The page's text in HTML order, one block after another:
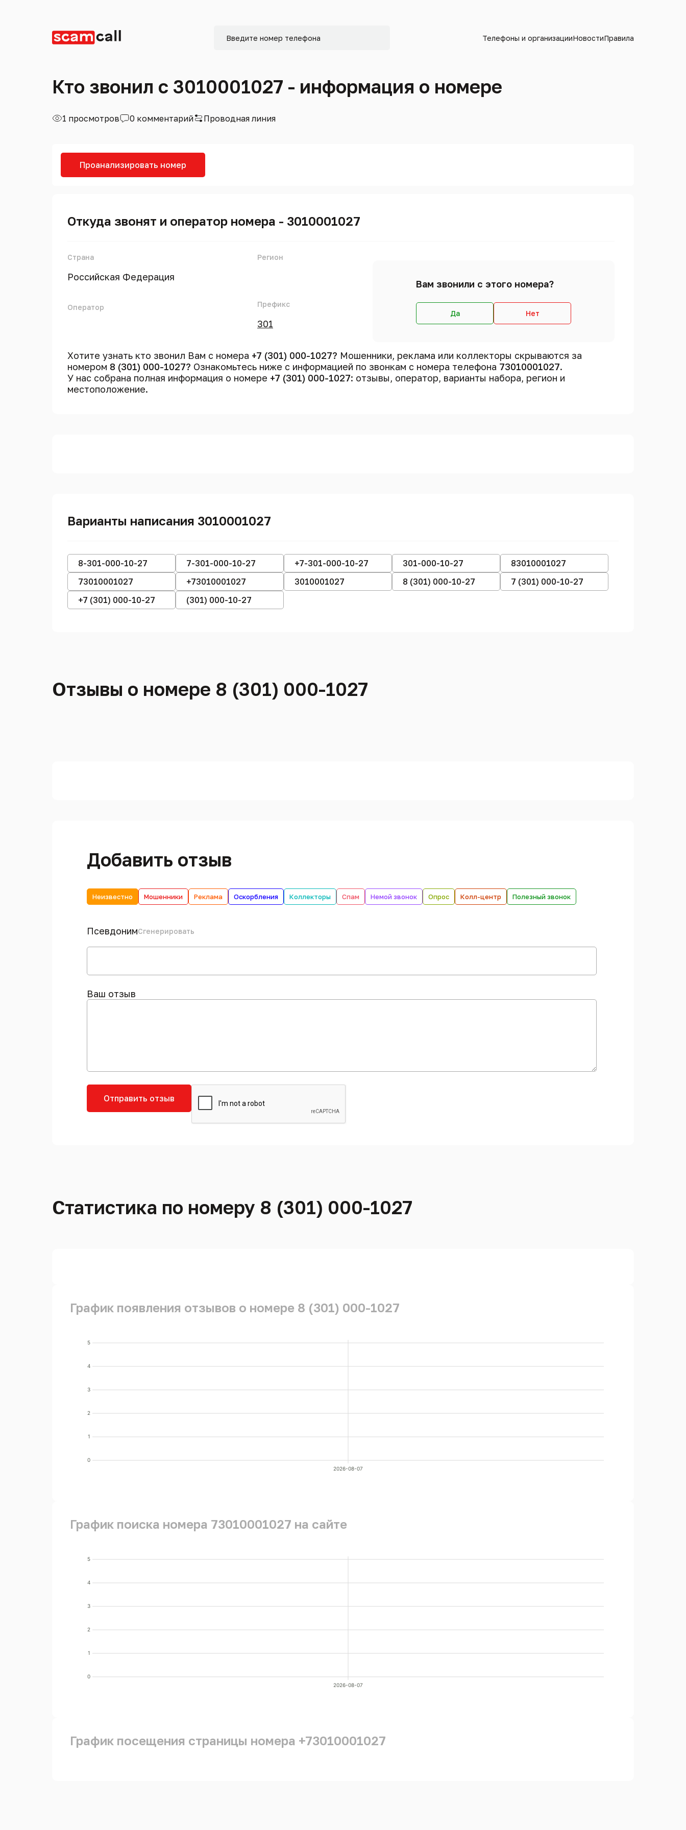
Телефоны и организацииНовостиПравила
Кто звонил с 3010001027 - информация о номере
1 просмотров 0 комментарий Проводная линия
Проанализировать номер
Откуда звонят и оператор номера - 3010001027
Страна
Российская Федерация
Оператор
Регион
Префикс
301
Вам звонили с этого номера?
Да Нет
Хотите узнать кто звонил Вам с номера +7 (301) 000-1027? Мошенники, реклама или коллекторы скрываются за
номером 8 (301) 000-1027? Ознакомьтесь ниже с информацией по звонкам с номера телефона 73010001027.
У нас собрана полная информация о номере +7 (301) 000-1027: отзывы, оператор, варианты набора, регион и
местоположение.
Варианты написания 3010001027
8-301-000-10-27 7-301-000-10-27 +7-301-000-10-27 301-000-10-27
83010001027
73010001027
+73010001027 3010001027 8 (301) 000-10-27
7 (301) 000-10-27
+7 (301) 000-10-27
(301) 000-10-27
Отзывы о номере 8 (301) 000-1027
Добавить отзыв
Неизвестно Мошенники Реклама Оскорбления Коллекторы Спам Немой звонок Опрос Колл-центр Полезный звонок
ПсевдонимСгенерировать
Ваш отзыв
Отправить отзыв
Статистика по номеру 8 (301) 000-1027
График появления отзывов о номере 8 (301) 000-1027
0
1
2
3
4
5
2026-08-07
График поиска номера 73010001027 на сайте
0
1
2
3
4
5
2026-08-07
График посещения страницы номера +73010001027